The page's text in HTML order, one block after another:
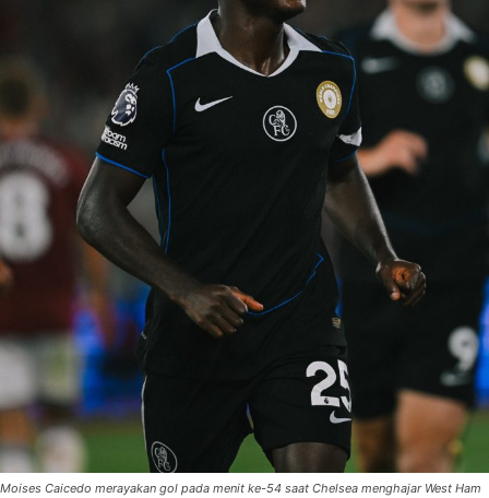
Moises Caicedo merayakan gol pada menit ke-54 saat Chelsea menghajar West Ham